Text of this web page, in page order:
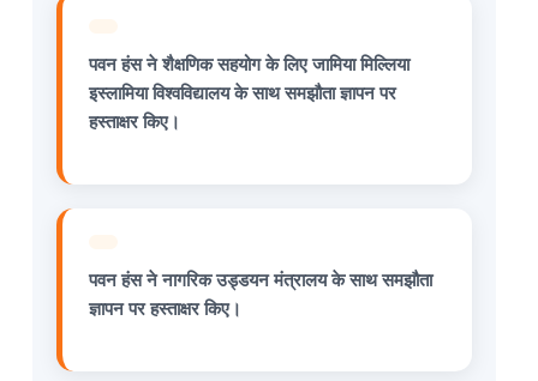
पवन हंस ने शैक्षणिक सहयोग के लिए जामिया मिल्लिया
इस्लामिया विश्वविद्यालय के साथ समझौता ज्ञापन पर
हस्ताक्षर किए।
पवन हंस ने नागरिक उड्डयन मंत्रालय के साथ समझौता
ज्ञापन पर हस्ताक्षर किए।